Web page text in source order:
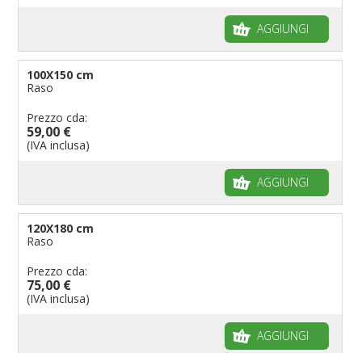
AGGIUNGI
100X150 cm
Raso
Prezzo cda:
59,00 €
(IVA inclusa)
AGGIUNGI
120X180 cm
Raso
Prezzo cda:
75,00 €
(IVA inclusa)
AGGIUNGI